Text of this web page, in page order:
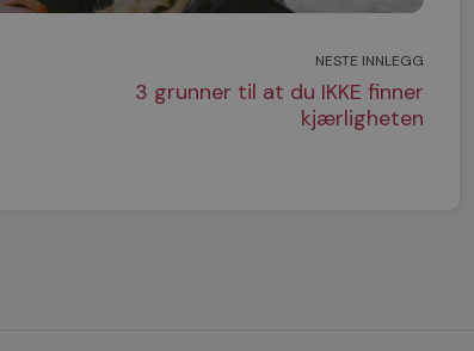
NESTE INNLEGG
3 grunner til at du IKKE finner
kjærligheten